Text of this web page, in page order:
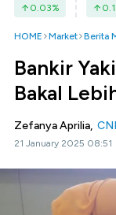
0.03%
HOME Market Berita
Bankir
Bakal
Zefanya Aprilia,
21 January 2025 08:51